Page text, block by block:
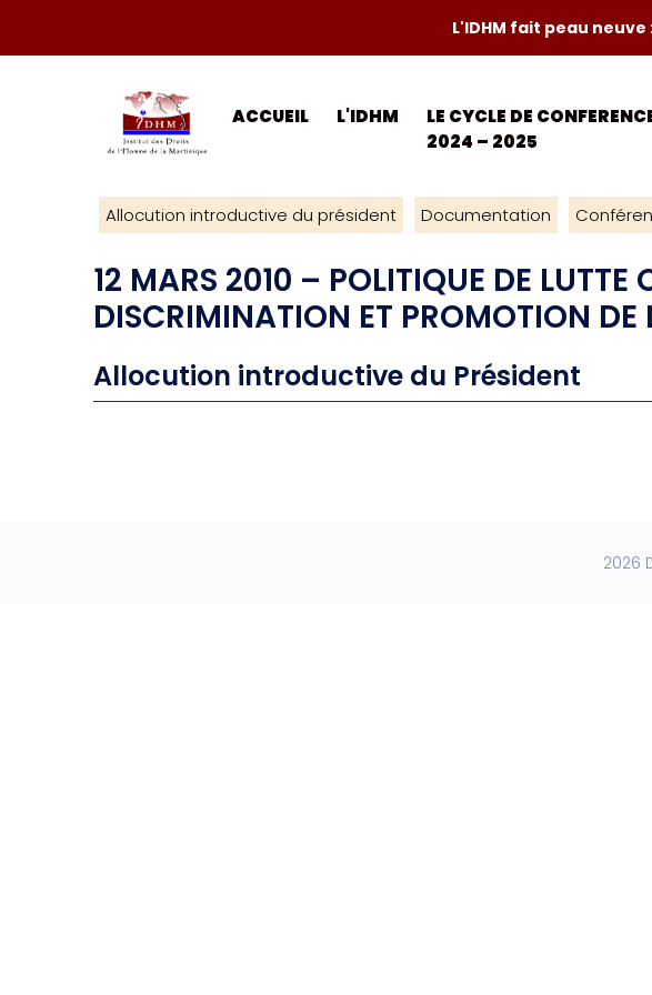
L'IDHM fait peau
ACCUEIL L'IDHM
LE CYCLE DE
2024 – 2025
Allocution introductive du président Documentation
12 MARS 2010 – POLITIQUE DE LUTTE
DISCRIMINATION ET PROMOTION DE
Allocution introductive du Président
2026